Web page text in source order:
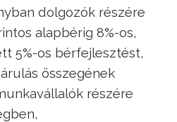
dolgozók részére
alapbérig 8%-os,
5%-os bérfejlesztést,
összegének
részére